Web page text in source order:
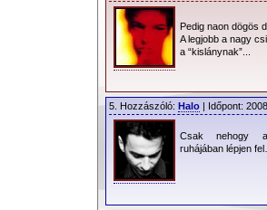
Pedig naon dögös
A legjobb a nagy
a “kislánynak”...
5. Hozzászóló: Halo | Időpont:
Csak nehogy
ruhájában lépjen